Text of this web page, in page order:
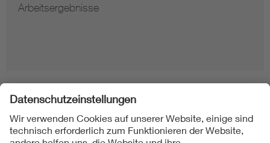
Arbeitsergebnisse
Folgen Sie uns